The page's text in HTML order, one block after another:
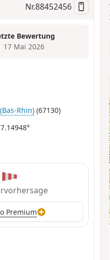
Nr.88452456
Bewertung
17 Mai 2026
Rhin) (67130)
Premium